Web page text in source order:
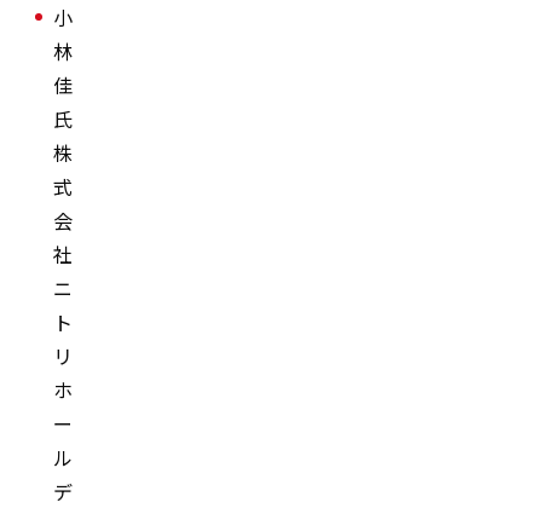
小
林
佳
氏
株
式
会
社
ニ
ト
リ
ホ
ー
ル
デ